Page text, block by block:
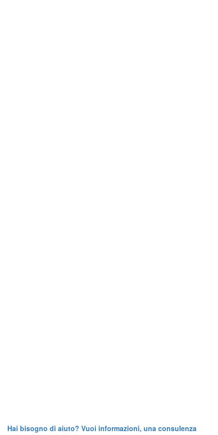
Hai bisogno di aiuto? Vuoi informazioni, una consulenza